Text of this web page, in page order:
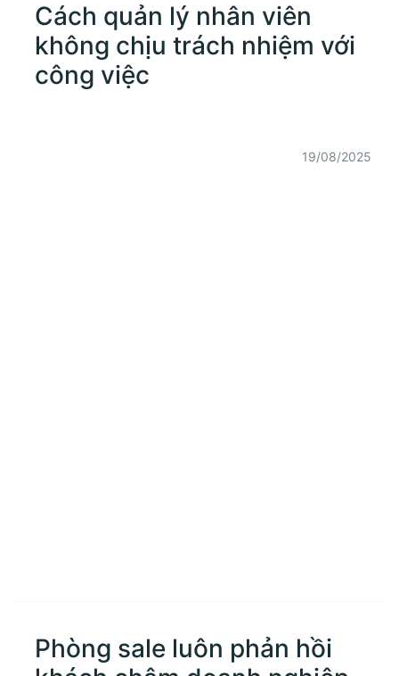
Cách quản lý nhân viên
không chịu trách nhiệm với
công việc
19/08/2025
Phòng sale luôn phản hồi